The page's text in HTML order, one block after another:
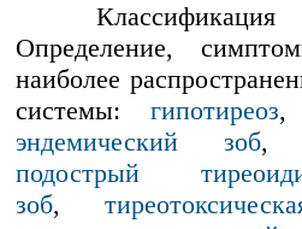
К
Определение,
наиболее
cистемы: гипотиреоз
эндемический зоб
подострый
зоб,